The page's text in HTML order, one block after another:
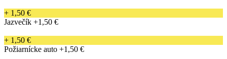
+ 1,50 €
Jazvečík +1,50 €
+ 1,50 €
Požiarnícke auto +1,50 €